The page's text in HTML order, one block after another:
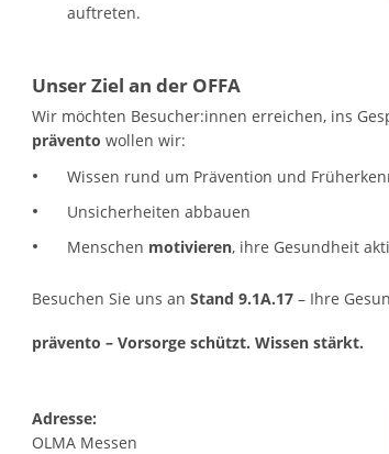
auftreten.
Unser Ziel an der OFFA
Wir möchten Besucher:innen erreichen, ins
prävento wollen wir:
Wissen rund um Prävention und
Unsicherheiten abbauen
Menschen motivieren, ihre Gesundheit
Besuchen Sie uns an Stand 9.1A.17 – Ihre
prävento – Vorsorge schützt. Wissen stärkt.
Adresse:
OLMA Messen